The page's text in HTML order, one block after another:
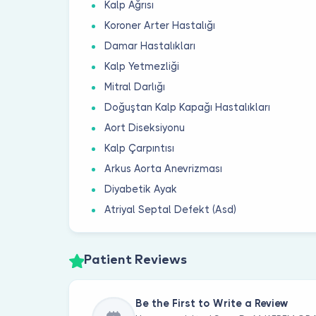
Kalp Ağrısı
Koroner Arter Hastalığı
Damar Hastalıkları
Kalp Yetmezliği
Mitral Darlığı
Doğuştan Kalp Kapağı Hastalıkları
Aort Diseksiyonu
Kalp Çarpıntısı
Arkus Aorta Anevrizması
Diyabetik Ayak
Atriyal Septal Defekt (Asd)
Patient Reviews
Be the First to Write a Review